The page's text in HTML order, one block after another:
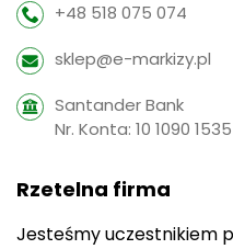
+48 518 075 074
sklep@e-markizy.pl
Santander Bank
Nr. Konta: 10 1090
Rzetelna firma
Jesteśmy uczestnikiem